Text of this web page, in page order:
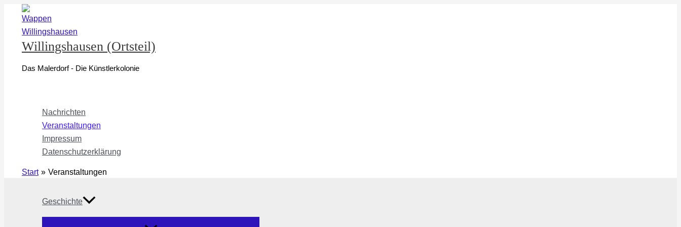
Inhalt
springen
Willingshausen (Ortsteil)
Das Malerdorf - Die Künstlerkolonie
Nachrichten
Veranstaltungen
Impressum
Datenschutzerklärung
Start Veranstaltungen
Geschichte